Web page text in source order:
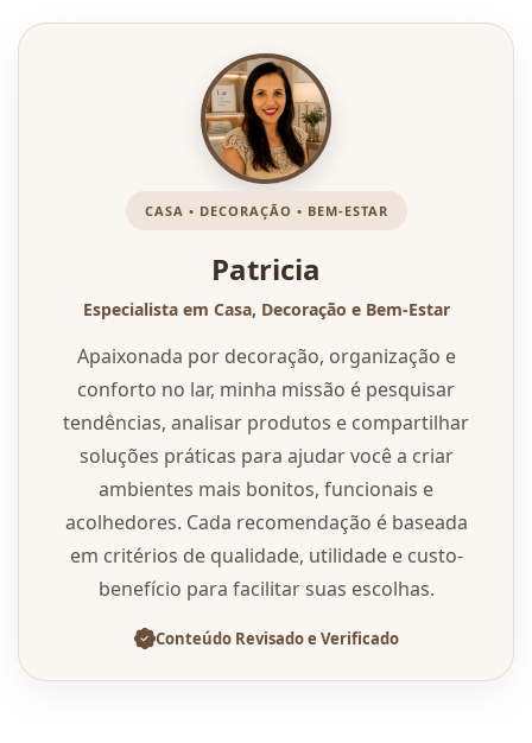
CASA • DECORAÇÃO • BEM-ESTAR
Patricia
Especialista em Casa, Decoração e Bem-Estar
Apaixonada por decoração, organização e
conforto no lar, minha missão é pesquisar
tendências, analisar produtos e compartilhar
soluções práticas para ajudar você a criar
ambientes mais bonitos, funcionais e
acolhedores. Cada recomendação é baseada
em critérios de qualidade, utilidade e custo-
benefício para facilitar suas escolhas.
Conteúdo Revisado e Verificado